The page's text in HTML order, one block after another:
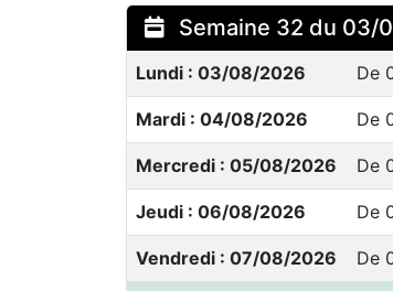
Semaine 32 du
Lundi : 03/08/2026 De
Mardi : 04/08/2026 De
Mercredi : 05/08/2026 De
Jeudi : 06/08/2026 De
Vendredi : 07/08/2026 De